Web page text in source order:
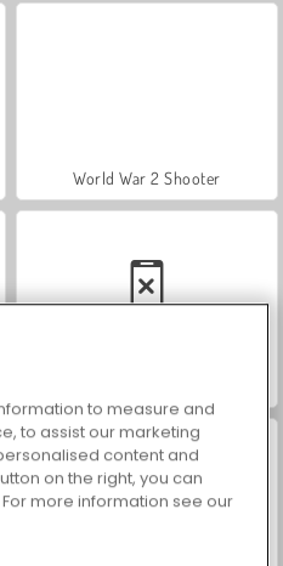
World War 2 Shooter
to measure and
to assist our marketing
content and
on the right, you can
more information see our